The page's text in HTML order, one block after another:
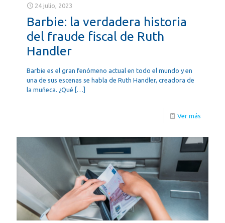
24 julio, 2023
Barbie: la verdadera historia
del fraude fiscal de Ruth
Handler
Barbie es el gran fenómeno actual en todo el mundo y en
una de sus escenas se habla de Ruth Handler, creadora de
la muñeca. ¿Qué […]
Ver más